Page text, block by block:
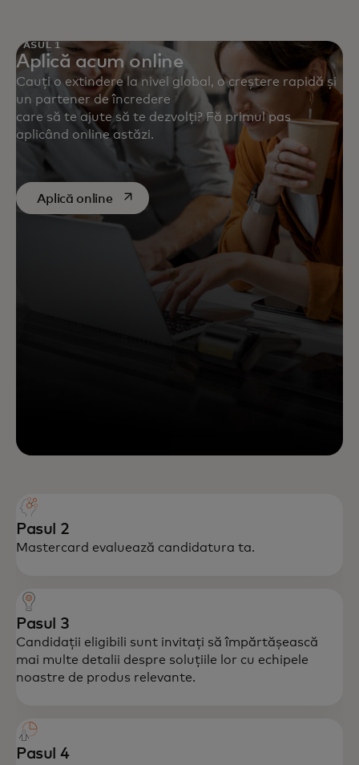
PASUL 1
Aplică acum online
Cauți o extindere la nivel global, o creștere rapidă și
un partener de încredere
care să te ajute să te dezvolți? Fă primul pas
aplicând online astăzi.
Aplică onlineopens in a new tab
Pasul 2
Mastercard evaluează candidatura ta.
Pasul 3
Candidații eligibili sunt invitați să împărtășească
mai multe detalii despre soluțiile lor cu echipele
noastre de produs relevante.
Pasul 4